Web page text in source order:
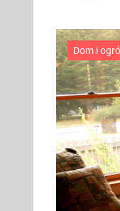
Dom i